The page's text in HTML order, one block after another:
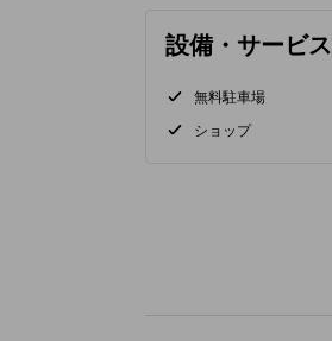
設備・サービス
無料駐車場
ショップ